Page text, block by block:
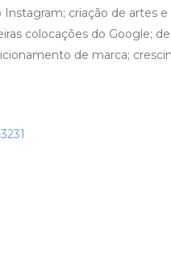
criação de artes
colocações do Google;
de marca;